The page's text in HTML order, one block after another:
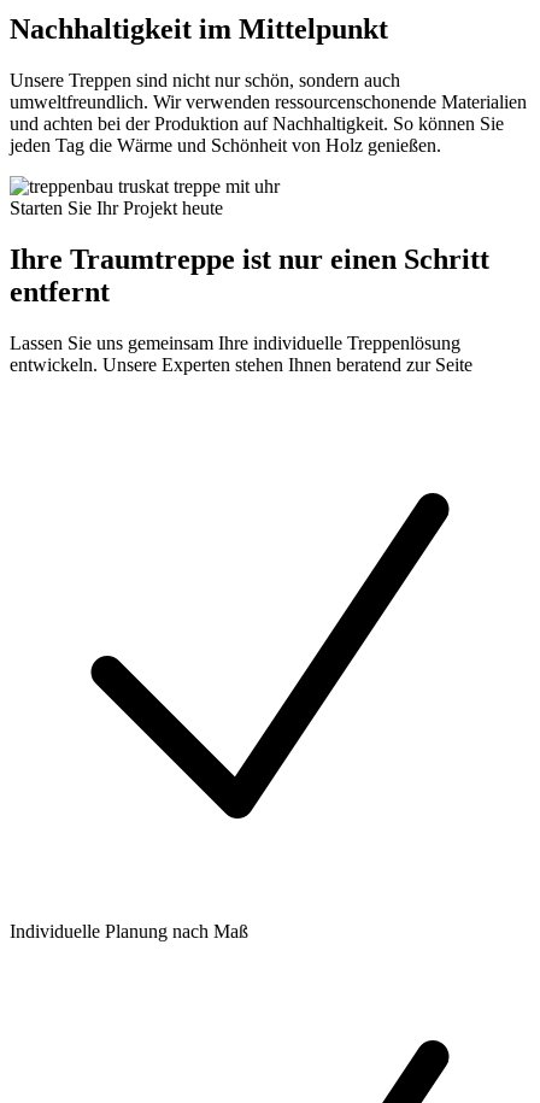
Nachhaltigkeit im Mittelpunkt
Unsere Treppen sind nicht nur schön, sondern auch
umweltfreundlich. Wir verwenden ressourcenschonende Materialien
und achten bei der Produktion auf Nachhaltigkeit. So können Sie
jeden Tag die Wärme und Schönheit von Holz genießen.
Starten Sie Ihr Projekt heute
Ihre Traumtreppe ist nur einen Schritt
entfernt
Lassen Sie uns gemeinsam Ihre individuelle Treppenlösung
entwickeln. Unsere Experten stehen Ihnen beratend zur Seite
Individuelle Planung nach Maß